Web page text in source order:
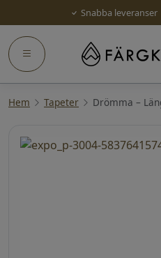
Snabba leveranser
Hem Tapeter Drömma –